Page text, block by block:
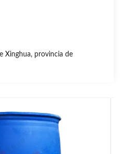
Xinghua, provincia de